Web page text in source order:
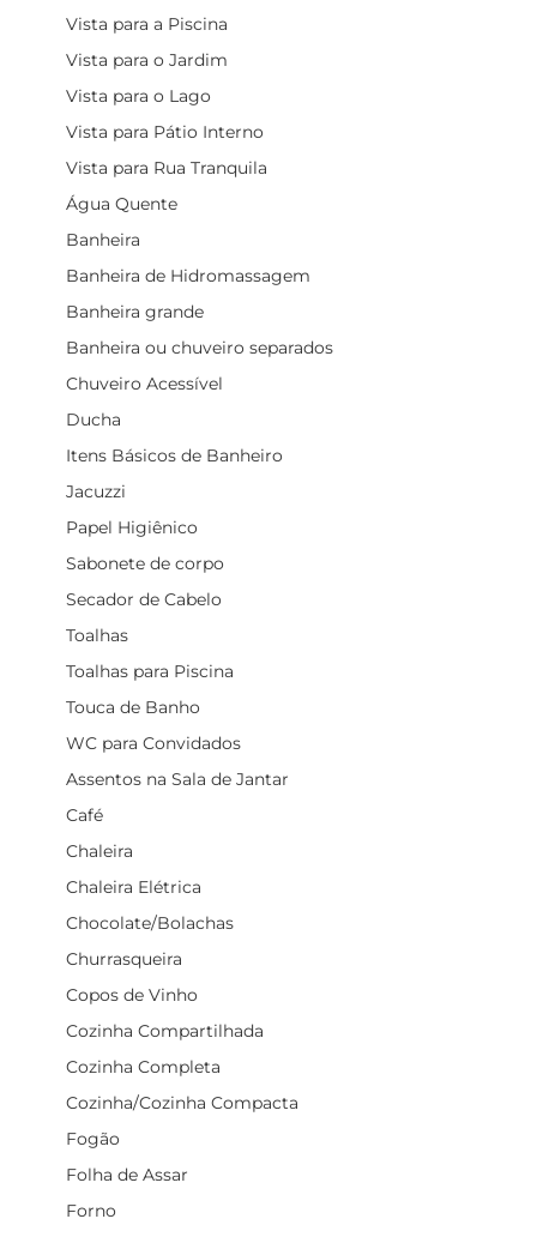
Vista para a Piscina
Vista para o Jardim
Vista para o Lago
Vista para Pátio Interno
Vista para Rua Tranquila
Água Quente
Banheira
Banheira de Hidromassagem
Banheira grande
Banheira ou chuveiro separados
Chuveiro Acessível
Ducha
Itens Básicos de Banheiro
Jacuzzi
Papel Higiênico
Sabonete de corpo
Secador de Cabelo
Toalhas
Toalhas para Piscina
Touca de Banho
WC para Convidados
Assentos na Sala de Jantar
Café
Chaleira
Chaleira Elétrica
Chocolate/Bolachas
Churrasqueira
Copos de Vinho
Cozinha Compartilhada
Cozinha Completa
Cozinha/Cozinha Compacta
Fogão
Folha de Assar
Forno